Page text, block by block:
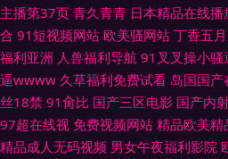
主播第37页 青久青青 日本精品在线播
合 91短视频网站 欧美骚网站 丁香五
福利亚洲 人兽福利导航 91叉叉操小骚
逼wwww 久草福利免费试看 岛国国产
丝18禁 91肏比 国产三区电影 国产内
97超在线视 免费视频网站 精品欧美精
精品成人无码视频 男女午夜福利影院